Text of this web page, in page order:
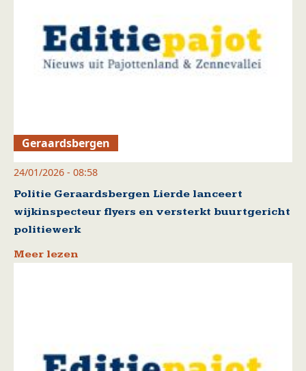
Geraardsbergen
24/01/2026 - 08:58
Politie Geraardsbergen Lierde lanceert
wijkinspecteur flyers en versterkt buurtgericht
politiewerk
Meer lezen